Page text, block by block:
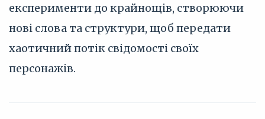
експерименти до крайнощів, створюючи
нові слова та структури, щоб передати
хаотичний потік свідомості своїх
персонажів.